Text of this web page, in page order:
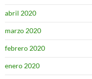
abril 2020
marzo 2020
febrero 2020
enero 2020